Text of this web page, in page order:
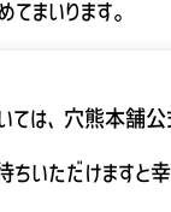
まいります。
いては、穴熊本
いただけますと幸